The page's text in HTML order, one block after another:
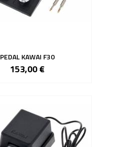
PEDAL KAWAI F30
153,00 €